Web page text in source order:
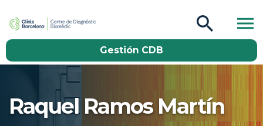
Buscar
Gestión CDB
Raquel Ramos Martín